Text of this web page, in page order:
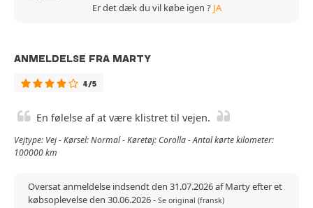
Er det dæk du vil købe igen ? JA
ANMELDELSE FRA MARTY
4/5
En følelse af at være klistret til vejen.
Vejtype: Vej - Kørsel: Normal - Køretøj: Corolla - Antal kørte kilometer:
100000 km
Oversat anmeldelse indsendt den 31.07.2026 af Marty efter et
købsoplevelse den 30.06.2026- Se original (fransk)